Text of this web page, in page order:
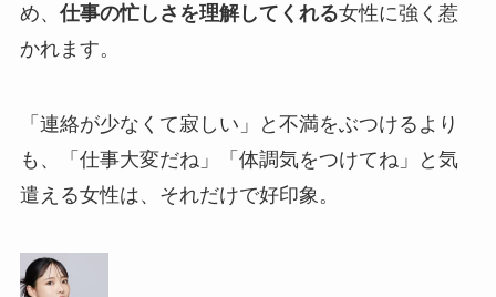
め、 仕事の忙しさを理解してくれる女性に強く惹
かれます。
「連絡が少なくて寂しい」と不満をぶつけるより
も、「仕事大変だね」「体調気をつけてね」と気
遣える女性は、それだけで好印象。